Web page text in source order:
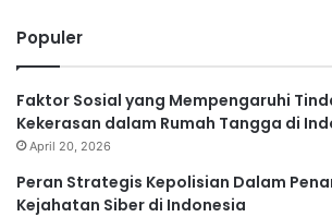
Populer
Faktor Sosial yang Mempengaruhi
Kekerasan dalam Rumah Tangga di
April 20, 2026
Peran Strategis Kepolisian Dalam
Kejahatan Siber di Indonesia